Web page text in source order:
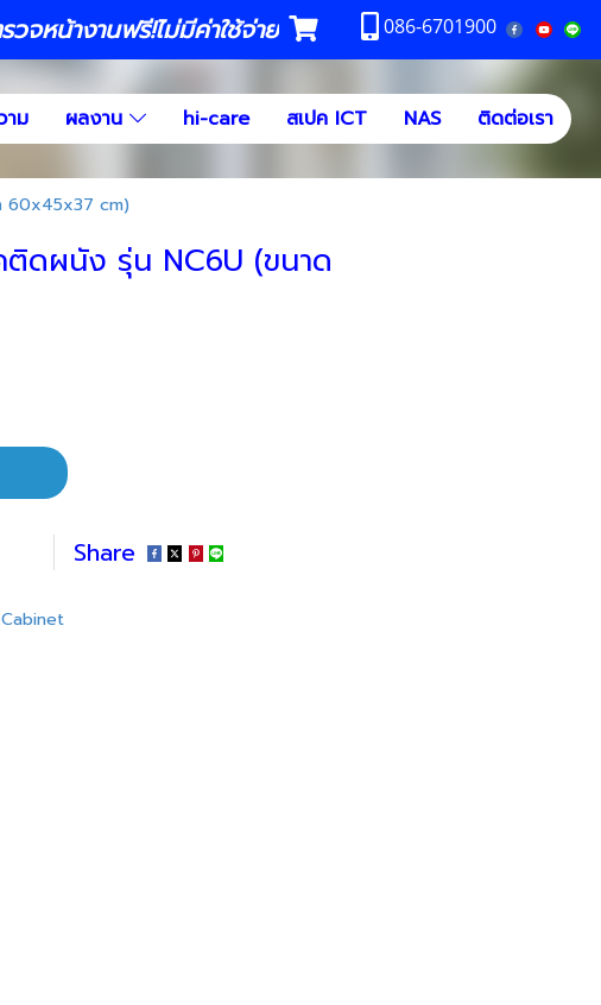
วจหน้างานฟรี!ไม่มีค่าใช้จ่าย 086-6701900
าม ผลงาน hi-care สเปค ICT NAS ติดต่อเรา
60x45x37 cm)
ดผนัง รุ่น NC6U (ขนาด
Share